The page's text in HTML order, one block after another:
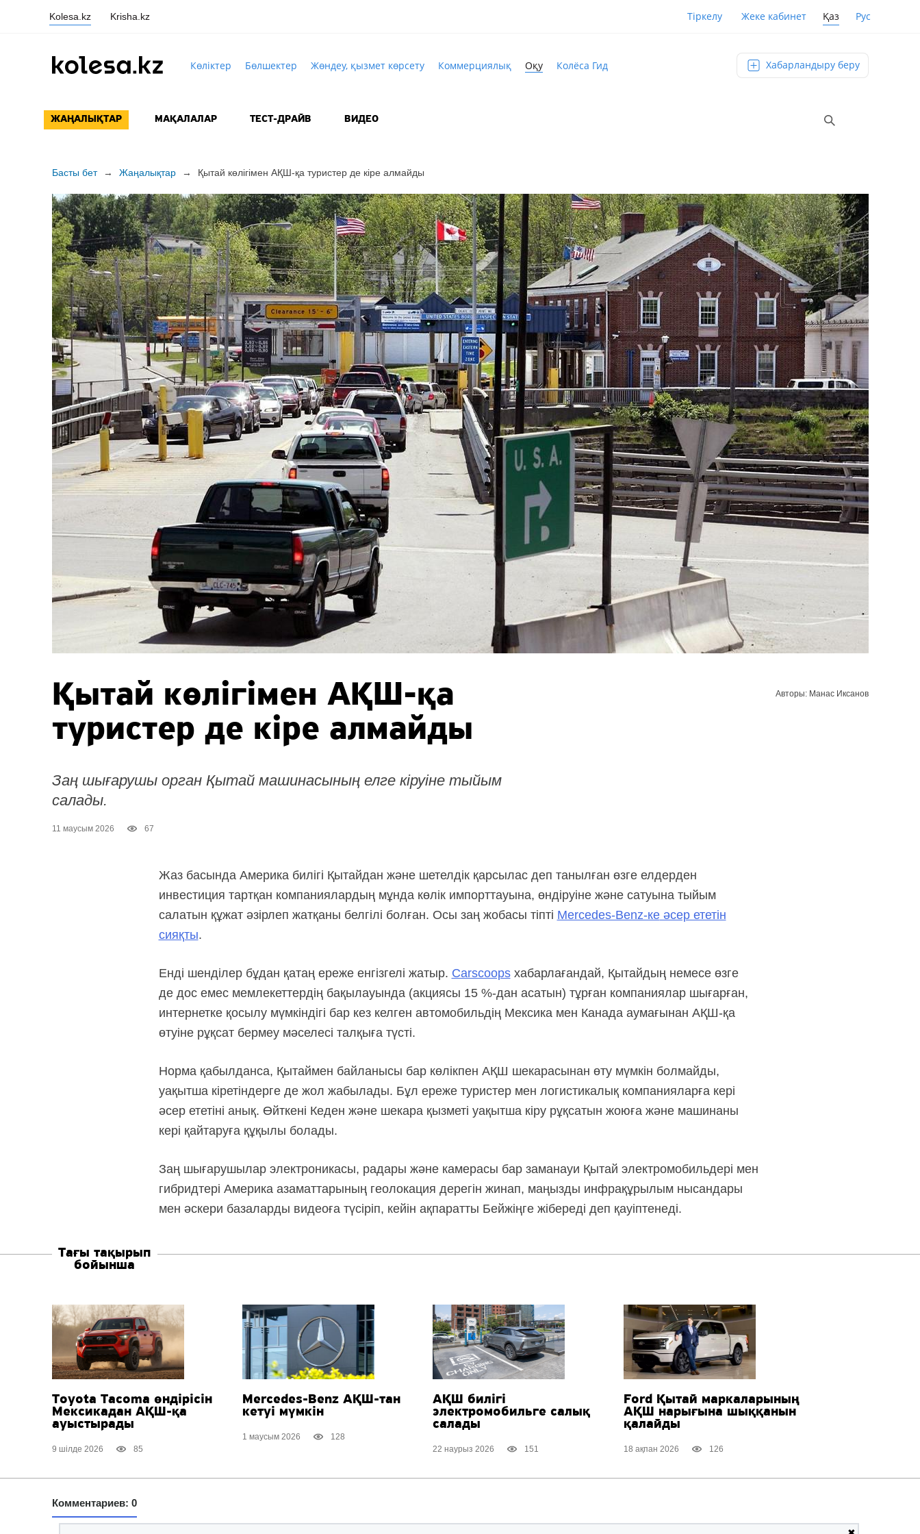
Kolesa.kz Krisha.kz Тіркелу Жеке кабинет Қаз Рус
Көліктер Бөлшектер Жөндеу, қызмет көрсету Коммерциялық Оқу Колёса Гид Хабарландыру беру
ЖАҢАЛЫҚТАР МАҚАЛАЛАР ТЕСТ-ДРАЙВ ВИДЕО
Басты бет → Жаңалықтар → Қытай көлігімен АҚШ-қатуристер де кіре алмайды
Қытай көлігімен АҚШ-қа
туристер де кіре алмайды
Заң шығарушы орган Қытай машинасының елге кіруіне тыйым
салады.
11 маусым 2026 67
Авторы: Манас Иксанов
Жаз басында Америка билігі Қытайдан және шетелдік қарсылас деп танылған өзге елдерден
инвестиция тартқан компаниялардың мұнда көлік импорттауына, өндіруіне және сатуына тыйым
салатын құжат әзірлеп жатқаны белгілі болған. Осы заң жобасы тіпті Mercedes-Benz-кеәсер ететін
сияқты.
Енді шенділер бұдан қатаң ереже енгізгелі жатыр. Carscoopsхабарлағандай, Қытайдың немесе өзге
де дос емес мемлекеттердің бақылауында (акциясы 15 %-дан асатын) тұрған компаниялар шығарған,
интернетке қосылу мүмкіндігі бар кез келген автомобильдің Мексика мен Канада аумағынан АҚШ-қа
өтуіне рұқсат бермеу мәселесі талқыға түсті.
Норма қабылданса, Қытаймен байланысы бар көлікпен АҚШ шекарасынан өту мүмкін болмайды,
уақытша кіретіндерге де жол жабылады. Бұл ереже туристер мен логистикалық компанияларға кері
әсер ететіні анық. Өйткені Кеден және шекара қызметі уақытша кіру рұқсатын жоюға және машинаны
кері қайтаруға құқылы болады.
Заң шығарушылар электроникасы, радары және камерасы бар заманауи Қытай электромобильдері мен
гибридтері Америка азаматтарының геолокация дерегін жинап, маңызды инфрақұрылым нысандары
мен әскери базаларды видеоға түсіріп, кейін ақпаратты Бейжіңге жібереді деп қауіптенеді.
Тағы тақырып
бойынша
Toyota Tacoma өндірісін
Мексикадан АҚШ-қа
ауыстырады
9 шілде 2026 85
Mercedes-Benz АҚШ-тан
кетуі мүмкін
1 маусым 2026 128
АҚШ билігі
электромобильге салық
салады
22 наурыз 2026 151
Ford Қытай маркаларының
АҚШ нарығына шыққанын
қалайды
18 ақпан 2026 126
Комментариев: 0